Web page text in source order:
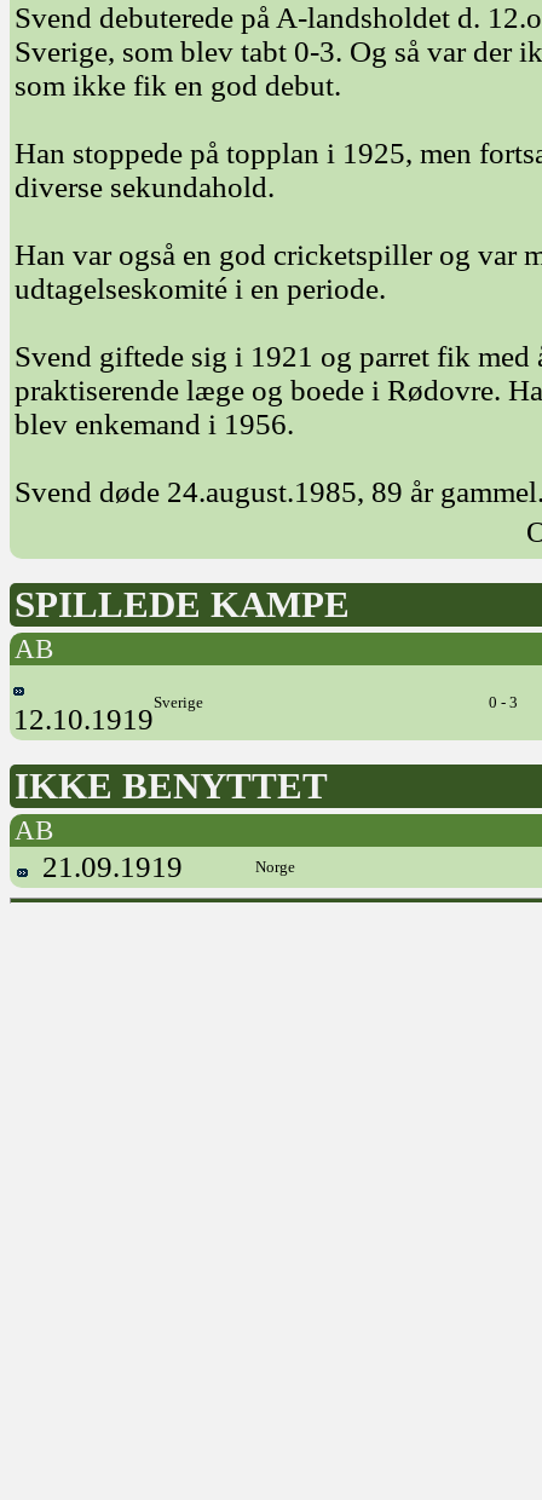
Svend debuterede på A-landsholdet d.
Sverige, som blev tabt 0-3. Og så var der
som ikke fik en god debut.
Han stoppede på topplan i 1925, men
diverse sekundahold.
Han var også en god cricketspiller og var
udtagelseskomité i en periode.
Svend giftede sig i 1921 og parret fik med
praktiserende læge og boede i Rødovre.
blev enkemand i 1956.
Svend døde 24.august.1985, 89 år
SPILLEDE KAMPE
AB
12.10.1919
Sverige 0 - 3
IKKE BENYTTET
AB
21.09.1919 Norge